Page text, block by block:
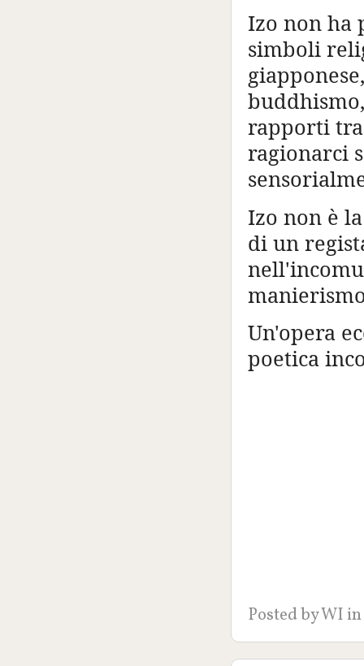
Izo non ha
simboli
rapporti tra
ragionarci
Izo non è
di un
Un'opera
poetica
Posted byWI